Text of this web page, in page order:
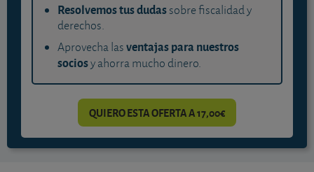
Resolvemos tus dudassobre fiscalidad y
derechos.
Aprovecha lasventajas para nuestros
sociosy ahorra mucho dinero.
QUIERO ESTA OFERTA A 17,00€